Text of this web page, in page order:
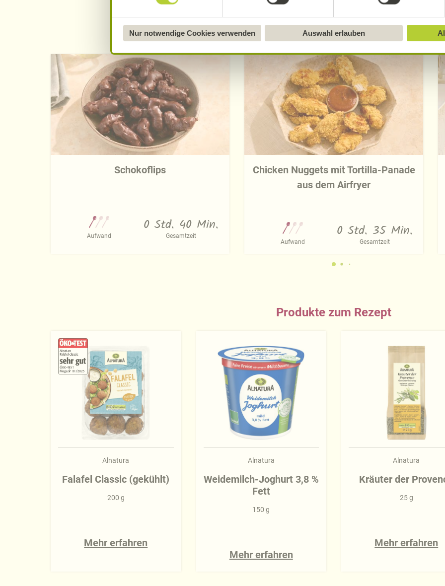
Näheres über uns erfahren Sie in unseremImpressum
Nur notwendige Cookies verwenden Auswahl erlauben
Entdecken Sie weitere Rezepte
Schokoflips
Aufwand
0 Std. 40 Min.
Gesamtzeit
Chicken Nuggets mit Tortilla-Panade
aus dem Airfryer
Aufwand
0 Std. 35 Min.
Gesamtzeit
Produkte zum Rezept
Alnatura
Falafel Classic (gekühlt)
200 g
Mehr erfahren
Alnatura
Weidemilch-Joghurt 3,8 %
Fett
150 g
Mehr erfahren
Alnatura
Kräuter der
25 g
Mehr erfahren